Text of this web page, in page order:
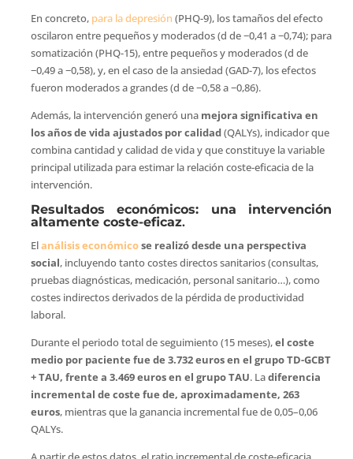
En concreto, para la depresión (PHQ-9), los tamaños del efecto
oscilaron entre pequeños y moderados (d de −0,41 a −0,74); para
somatización (PHQ-15), entre pequeños y moderados (d de
−0,49 a −0,58), y, en el caso de la ansiedad (GAD-7), los efectos
fueron moderados a grandes (d de −0,58 a −0,86).
Además, la intervención generó unamejora significativa en
los años de vida ajustados por calidad(QALYs), indicador que
combina cantidad y calidad de vida y que constituye la variable
principal utilizada para estimar la relación coste-eficacia de la
intervención.
Resultados económicos: una intervención
altamente coste-eficaz.
Elanálisis económicose realizó desde una perspectiva
social, incluyendo tanto costes directos sanitarios (consultas,
pruebas diagnósticas, medicación, personal sanitario…), como
costes indirectos derivados de la pérdida de productividad
laboral.
Durante el periodo total de seguimiento (15 meses),el coste
medio por paciente fue de 3.732 euros en el grupo TD-GCBT
+ TAU, frente a 3.469 euros en el grupo TAU. Ladiferencia
incremental de coste fue de, aproximadamente, 263
euros, mientras que la ganancia incremental fue de 0,05–0,06
QALYs.